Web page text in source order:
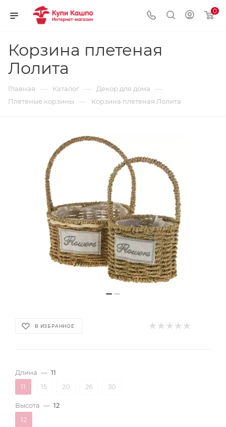
0
Корзина плетеная
Лолита
Главная — Каталог — Декор для дома —
Плетеные корзины — Корзина плетеная Лолита
В ИЗБРАННОЕ
Длина — 11
11
15 20 26 30
Высота — 12
12